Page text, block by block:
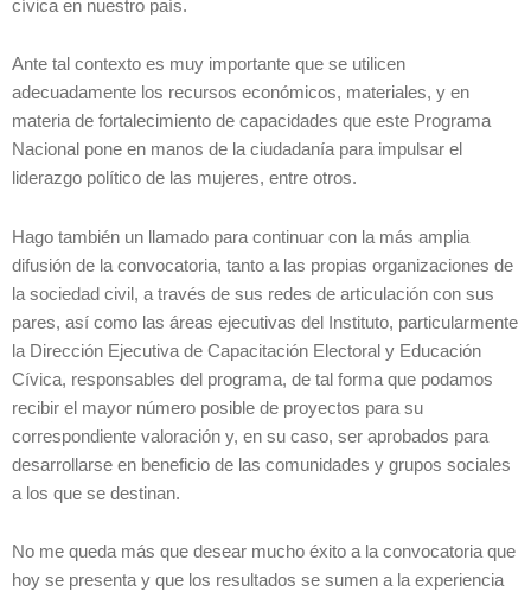
cívica en nuestro país.
Ante tal contexto es muy importante que se utilicen
adecuadamente los recursos económicos, materiales, y en
materia de fortalecimiento de capacidades que este Programa
Nacional pone en manos de la ciudadanía para impulsar el
liderazgo político de las mujeres, entre otros.
Hago también un llamado para continuar con la más amplia
difusión de la convocatoria, tanto a las propias organizaciones de
la sociedad civil, a través de sus redes de articulación con sus
pares, así como las áreas ejecutivas del Instituto, particularmente
la Dirección Ejecutiva de Capacitación Electoral y Educación
Cívica, responsables del programa, de tal forma que podamos
recibir el mayor número posible de proyectos para su
correspondiente valoración y, en su caso, ser aprobados para
desarrollarse en beneficio de las comunidades y grupos sociales
a los que se destinan.
No me queda más que desear mucho éxito a la convocatoria que
hoy se presenta y que los resultados se sumen a la experiencia